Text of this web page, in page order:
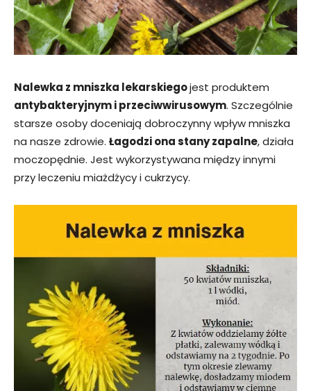
Nalewka z mniszka lekarskiegojest produktem
antybakteryjnym i przeciwwirusowym. Szczególnie
starsze osoby doceniają dobroczynny wpływ mniszka
na nasze zdrowie. Łagodzi ona stany zapalne, działa
moczopędnie. Jest wykorzystywana między innymi
przy leczeniu miażdżycy i cukrzycy.